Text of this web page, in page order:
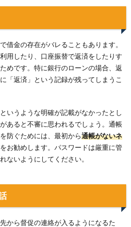
借金の存在がバレることもあります。
用したり、口座振替で返済をしたりす
めです。特に銀行のローンの場合、返
「返済」という記録が残ってしまうこ
いうような明確が記載がなかったとし
あると不審に思われるでしょう。通帳
防ぐためには、最初から通帳がないネ
お勧めします。パスワードは厳重に管
ないようにしてください。
から督促の連絡が入るようになるた